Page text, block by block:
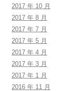
2017 年 10 月
2017 年 8 月
2017 年 7 月
2017 年 5 月
2017 年 4 月
2017 年 3 月
2017 年 1 月
2016 年 11 月